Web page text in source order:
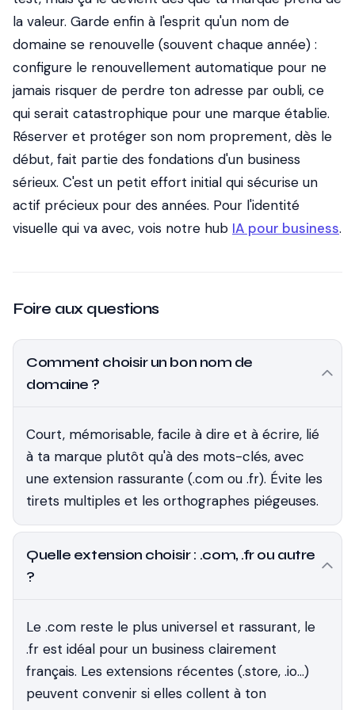
la valeur. Garde enfin à l'esprit qu'un nom de
domaine se renouvelle (souvent chaque année) :
configure le renouvellement automatique pour ne
jamais risquer de perdre ton adresse par oubli, ce
qui serait catastrophique pour une marque établie.
Réserver et protéger son nom proprement, dès le
début, fait partie des fondations d'un business
sérieux. C'est un petit effort initial qui sécurise un
actif précieux pour des années. Pour l'identité
visuelle qui va avec, vois notre hub IA pour business.
Foire aux questions
Comment choisir un bon nom de
domaine ?
Court, mémorisable, facile à dire et à écrire, lié
à ta marque plutôt qu'à des mots-clés, avec
une extension rassurante (.com ou .fr). Évite les
tirets multiples et les orthographes piégeuses.
Quelle extension choisir : .com, .fr ou autre
?
Le .com reste le plus universel et rassurant, le
.fr est idéal pour un business clairement
français. Les extensions récentes (.store, .io…)
peuvent convenir si elles collent à ton